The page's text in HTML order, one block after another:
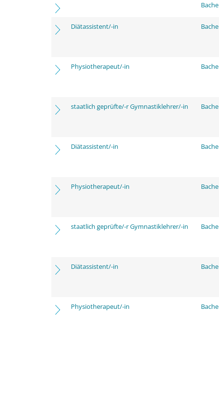
Diätassistent/-in
Physiotherapeut/-in
staatlich geprüfte/-r Gymnastiklehrer/-in
Diätassistent/-in
Physiotherapeut/-in
staatlich geprüfte/-r Gymnastiklehrer/-in
Diätassistent/-in
Physiotherapeut/-in